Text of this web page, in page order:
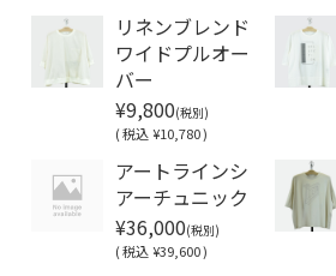
リネンブレンド
ワイドプルオー
バー
¥9,800(税別)
(税込¥10,780 )
アートラインシ
アーチュニック
¥36,000(税別)
(税込¥39,600 )